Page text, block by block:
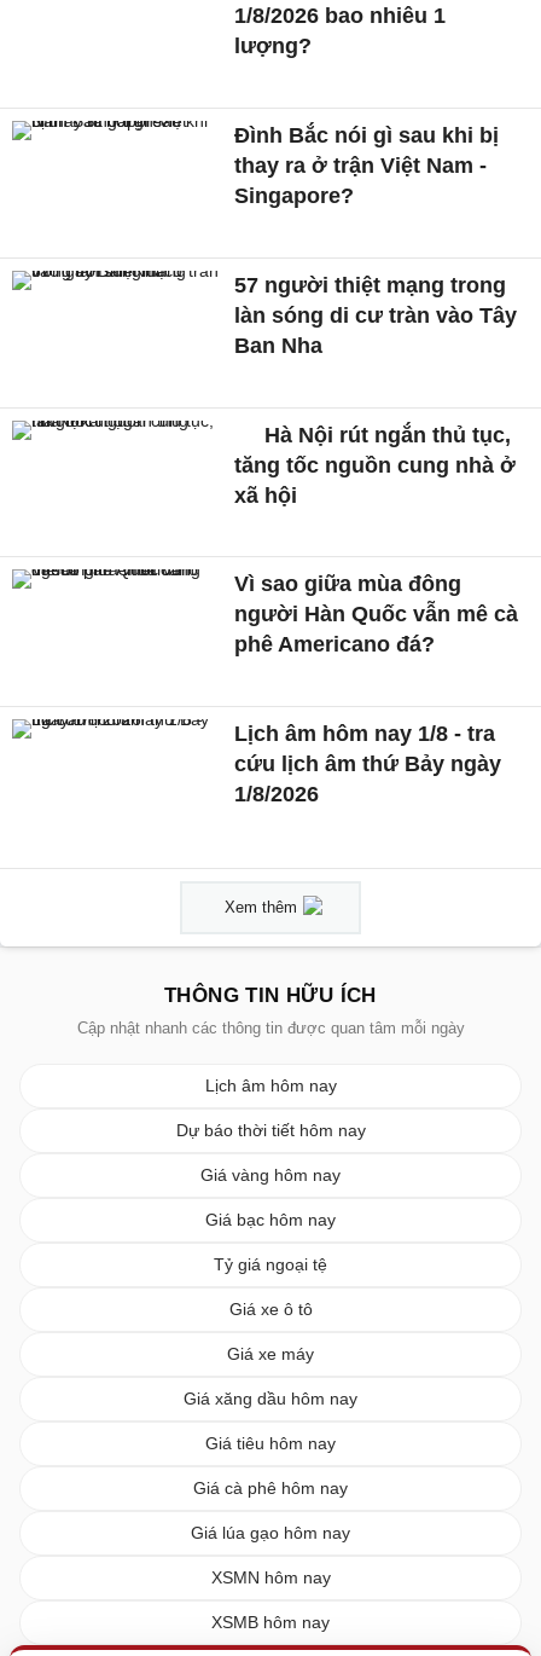
1/8/2026 bao nhiêu 1
lượng?
Đình Bắc nói gì sau khi bị
thay ra ở trận Việt Nam -
Singapore?
57 người thiệt mạng trong
làn sóng di cư tràn vào Tây
Ban Nha
Hà Nội rút ngắn thủ tục,
tăng tốc nguồn cung nhà ở
xã hội
Vì sao giữa mùa đông
người Hàn Quốc vẫn mê cà
phê Americano đá?
Lịch âm hôm nay 1/8 - tra
cứu lịch âm thứ Bảy ngày
1/8/2026
Xem thêm
THÔNG TIN HỮU ÍCH
Cập nhật nhanh các thông tin được quan tâm mỗi ngày
Lịch âm hôm nay
Dự báo thời tiết hôm nay
Giá vàng hôm nay
Giá bạc hôm nay
Tỷ giá ngoại tệ
Giá xe ô tô
Giá xe máy
Giá xăng dầu hôm nay
Giá tiêu hôm nay
Giá cà phê hôm nay
Giá lúa gạo hôm nay
XSMN hôm nay
XSMB hôm nay